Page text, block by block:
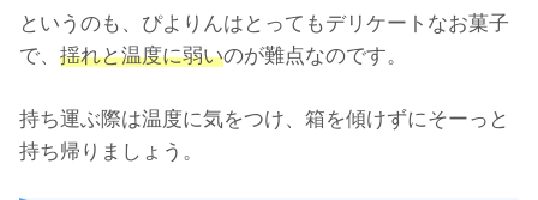
というのも、ぴよりんはとってもデリケートなお菓子
で、 揺れと温度に弱いのが難点なのです。
持ち運ぶ際は温度に気をつけ、箱を傾けずにそーっと
持ち帰りましょう。